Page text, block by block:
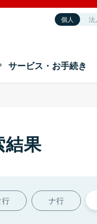
個人 法
サービス・お手続き
結果
行 ナ行